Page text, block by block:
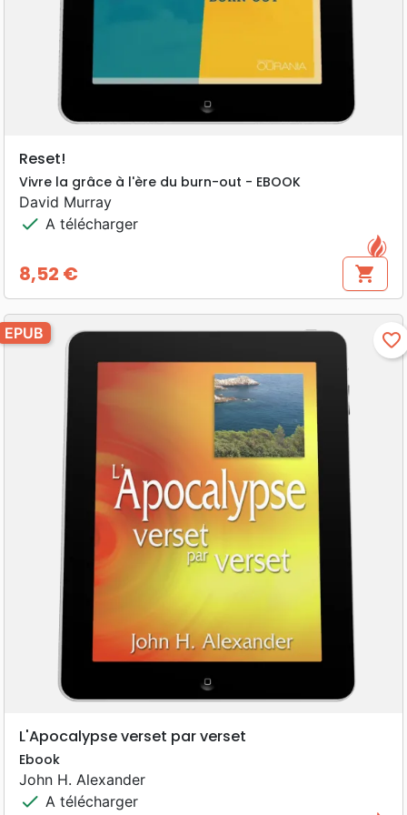
Reset!
Vivre la grâce à l'ère du burn-out - EBOOK
David Murray
check A télécharger
Prix
8,52 € shopping_cart
EPUB favorite_border
L'Apocalypse verset par verset
Ebook
John H. Alexander
check A télécharger